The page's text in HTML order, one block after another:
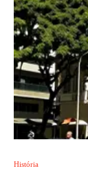
História